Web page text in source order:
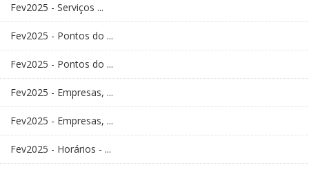
Fev2025 - Serviços ...
Fev2025 - Pontos do ...
Fev2025 - Pontos do ...
Fev2025 - Empresas, ...
Fev2025 - Empresas, ...
Fev2025 - Horários - ...